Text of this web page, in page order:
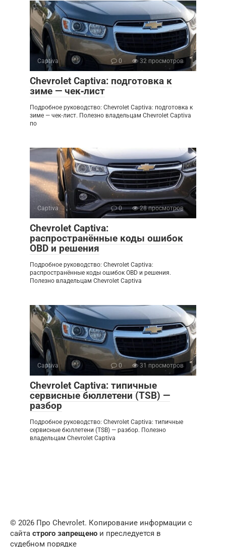
Captiva 0 32 просмотров
Chevrolet Captiva: подготовка к
зиме — чек‑лист
Подробное руководство: Chevrolet Captiva: подготовка к
зиме — чек‑лист. Полезно владельцам Chevrolet Captiva
по
Captiva 0 28 просмотров
Chevrolet Captiva:
распространённые коды ошибок
OBD и решения
Подробное руководство: Chevrolet Captiva:
распространённые коды ошибок OBD и решения.
Полезно владельцам Chevrolet Captiva
Captiva 0 31 просмотров
Chevrolet Captiva: типичные
сервисные бюллетени (TSB) —
разбор
Подробное руководство: Chevrolet Captiva: типичные
сервисные бюллетени (TSB) — разбор. Полезно
владельцам Chevrolet Captiva
© 2026 Про Chevrolet. Копирование информации с
сайта строго запрещено и преследуется в
судебном порядке